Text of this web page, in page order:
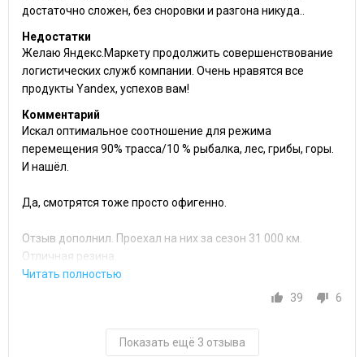
достаточно сложен, без сноровки и разгона никуда..
Недостатки
Желаю Яндекс.Маркету продолжить совершенствование
логистических служб компании. Очень нравятся все
продукты Yandex, успехов вам!
Комментарий
Искал оптимальное соотношение для режима
перемещения 90% трасса/10 % рыбалка, лес, грибы, горы.
И нашёл.
Да, смотрятся тоже просто офигенно.
Отзыв дополнил. Проехал на них за сезон 31 000 км.
Отличная резина.
39 6
Показать ещё 3 отзыва